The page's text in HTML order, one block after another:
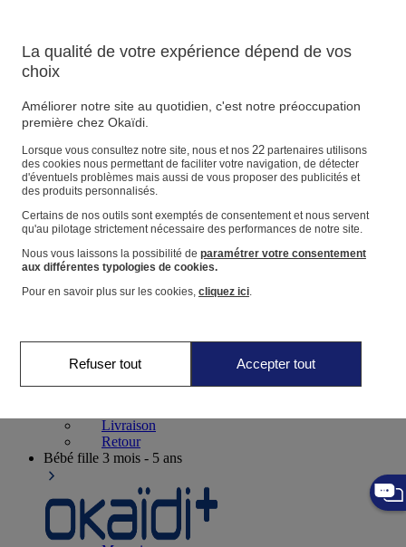
Vos informations personnelles
Suivre une commande
Panier
Favoris
Naissance0-12 mois
Livraison
Retour
Bébé fille 3 mois - 5 ans
La qualité de votre expérience dépend de vos
choix
Améliorer notre site au quotidien, c'est notre préoccupation
première chez Okaïdi.
Lorsque vous consultez notre site, nous et nos 22partenaires utilisons
des cookies nous permettant de faciliter votre navigation, de détecter
d'éventuels problèmes mais aussi de vous proposer des publicités et
des produits personnalisés.
Certains de nos outils sont exemptés de consentement et nous servent
qu'au pilotage strictement nécessaire des performances de notre site.
Nous vous laissons la possibilité de paramétrer votre consentement
aux différentes typologies de cookies.
Pour en savoir plus sur les cookies, cliquez ici.
Refuser tout Accepter tout